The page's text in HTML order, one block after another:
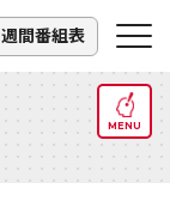
週間番組表
MENU